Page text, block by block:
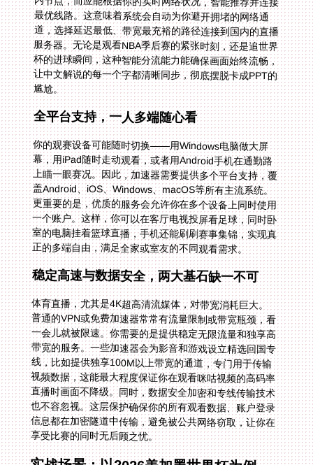
尴尬。
全平台支持，一人多端随心看
你的观赛设备可能随时切换——用Windows电脑做大屏
幕，用iPad随时走动观看，或者用Android手机在通勤路
上瞄一眼赛况。因此，加速器需要提供多个平台支持，覆
盖Android、iOS、Windows、macOS等所有主流系统。
更重要的是，优质的服务会允许你在多个设备上同时使用
一个账户。这样，你可以在客厅电视投屏看足球，同时卧
室的电脑挂着篮球直播，手机还能刷刷赛事集锦，实现真
正的多端自由，满足全家或室友的不同观看需求。
稳定高速与数据安全，两大基石缺一不可
体育直播，尤其是4K超高清流媒体，对带宽消耗巨大。
普通的VPN或免费加速器常常有流量限制或带宽瓶颈，看
一会儿就被限速。你需要的是提供稳定无限流量和独享高
带宽的服务。一些加速器会为影音和游戏设立精选回国专
线，比如提供独享100M以上带宽的通道，专门用于传输
视频数据，这能最大程度保证你在观看咪咕视频的高码率
直播时画面不降级。同时，数据安全加密和专线传输技术
也不容忽视。这层保护确保你的所有观看数据、账户登录
信息都在加密隧道中传输，避免被公共网络窃取，让你在
享受比赛的同时无后顾之忧。